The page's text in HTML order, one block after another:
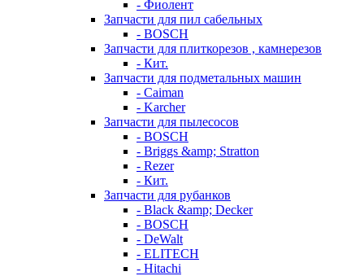
- Фиолент
Запчасти для пил сабельных
- BOSCH
Запчасти для плиткорезов , камнерезов
- Кит.
Запчасти для подметальных машин
- Caiman
- Karcher
Запчасти для пылесосов
- BOSCH
- Briggs &amp; Stratton
- Rezer
- Кит.
Запчасти для рубанков
- Black &amp; Decker
- BOSCH
- DeWalt
- ELITECH
- Hitachi